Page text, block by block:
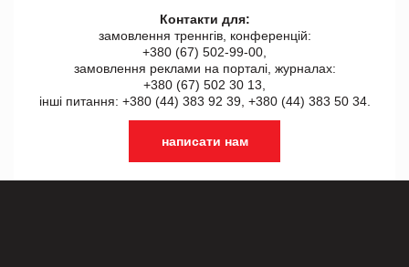
Контакти для:
замовлення треннгів, конференцій:
+380 (67) 502-99-00,
замовлення реклами на порталі, журналах:
+380 (67) 502 30 13,
інші питання: +380 (44) 383 92 39, +380 (44) 383 50 34.
написати нам